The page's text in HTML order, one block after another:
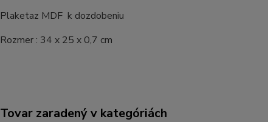
Plaketaz MDF k dozdobeniu
Rozmer : 34 x 25 x 0,7 cm
Tovar zaradený v kategóriách